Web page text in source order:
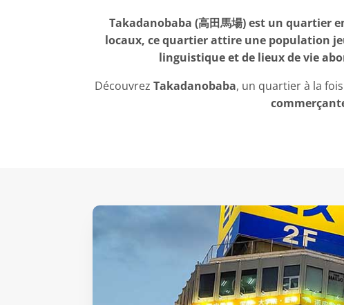
Takadanobaba (高田馬場) est un quartier
locaux, ce quartier attire une population
linguistique et de lieux de vie
Découvrez Takadanobaba, un quartier à la